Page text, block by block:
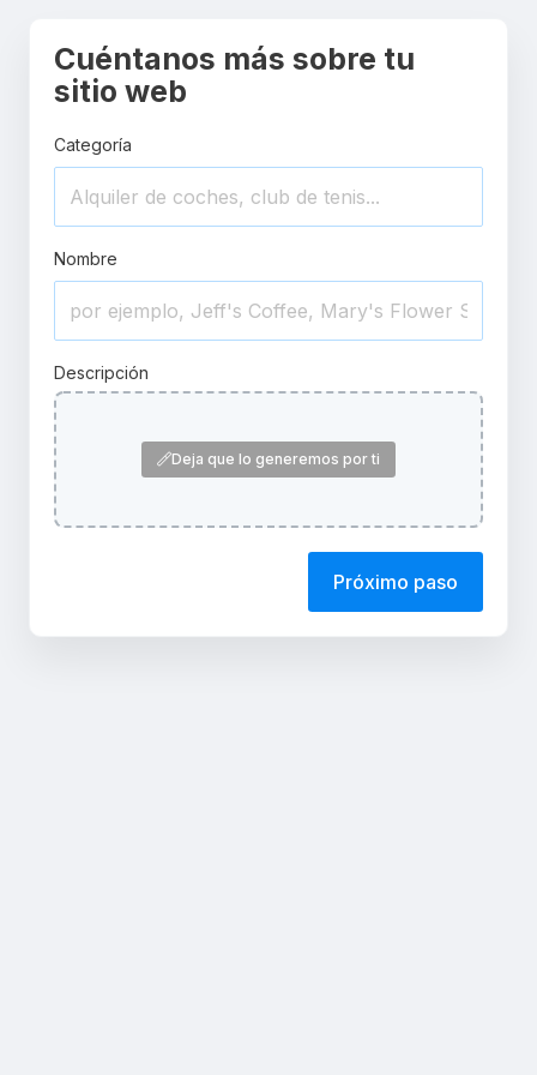
Cuéntanos más sobre tu
sitio web
Categoría
Nombre
Descripción
Deja que lo generemos por ti
Próximo paso